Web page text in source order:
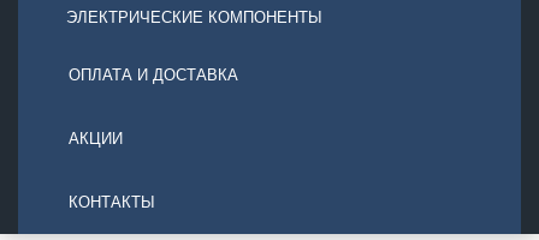
ЭЛЕКТРИЧЕСКИЕ КОМПОНЕНТЫ
ОПЛАТА И ДОСТАВКА
АКЦИИ
КОНТАКТЫ